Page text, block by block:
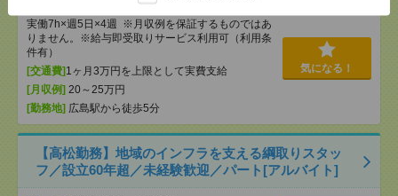
実働7h×週5日×4週 ※月収例を保証するものではあ
りません。※給与即受取りサービス利用可（利用条
件有）
[交通費]1ヶ月3万円を上限として実費支給
[月収例] 20～25万円
[勤務地] 広島駅から徒歩5分
気になる！
【高松勤務】地域のインフラを支える綱取りスタッ
フ／設立60年超／未経験歓迎／パート[アルバイト]